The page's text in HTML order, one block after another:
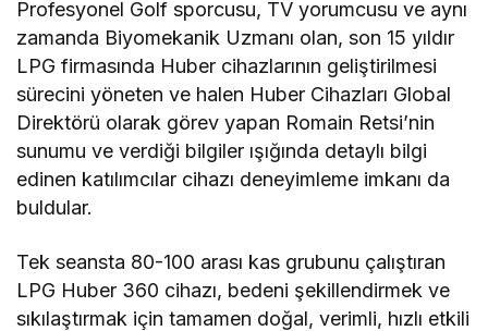
Profesyonel Golf sporcusu, TV yorumcusu ve aynı
zamanda Biyomekanik Uzmanı olan, son 15 yıldır
LPG firmasında Huber cihazlarının geliştirilmesi
sürecini yöneten ve halen Huber Cihazları Global
Direktörü olarak görev yapan Romain Retsi’nin
sunumu ve verdiği bilgiler ışığında detaylı bilgi
edinen katılımcılar cihazı deneyimleme imkanı da
buldular.
Tek seansta 80-100 arası kas grubunu çalıştıran
LPG Huber 360 cihazı, bedeni şekillendirmek ve
sıkılaştırmak için tamamen doğal, verimli, hızlı etkili